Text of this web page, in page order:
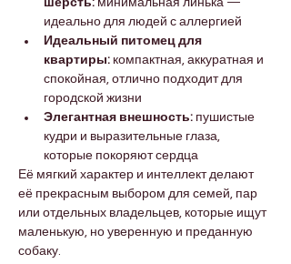
шерсть: минимальная линька —
идеально для людей с аллергией
Идеальный питомец для
квартиры: компактная, аккуратная и
спокойная, отлично подходит для
городской жизни
Элегантная внешность: пушистые
кудри и выразительные глаза,
которые покоряют сердца
Её мягкий характер и интеллект делают
её прекрасным выбором для семей, пар
или отдельных владельцев, которые ищут
маленькую, но уверенную и преданную
собаку.